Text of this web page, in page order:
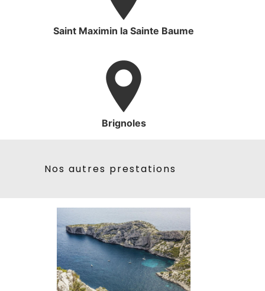
Saint Maximin la Sainte Baume
Brignoles
Nos autres prestations